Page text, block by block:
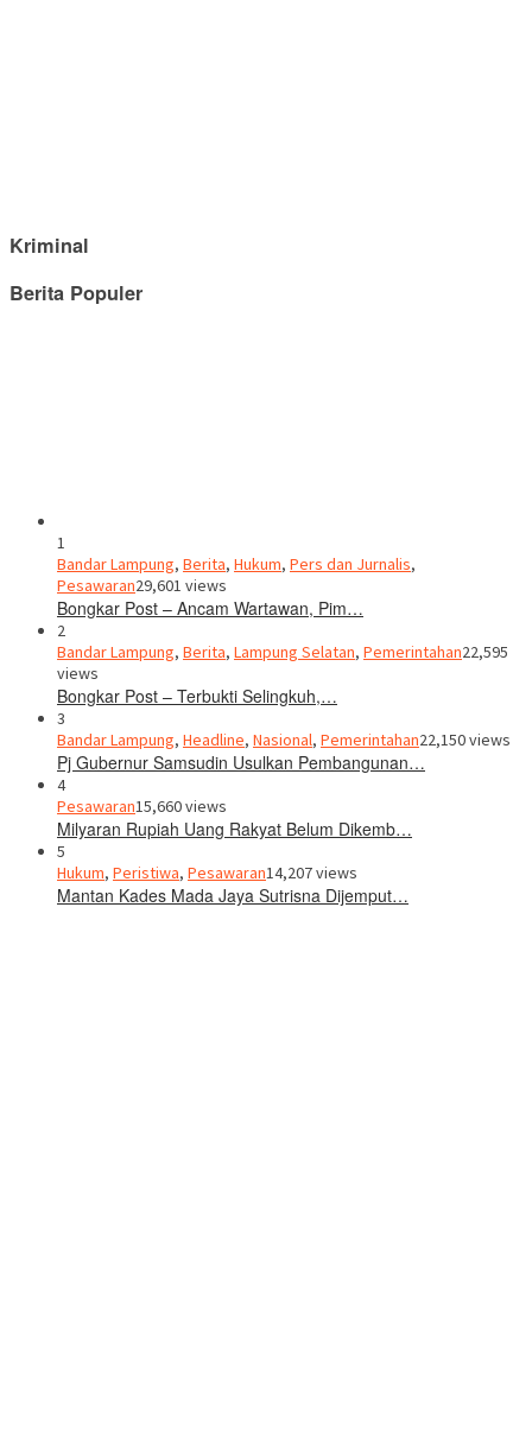
Kriminal
Berita Populer
1
Bandar Lampung, Berita, Hukum, Pers dan Jurnalis,
Pesawaran29,601 views
Bongkar Post – Ancam Wartawan, Pim…
2
Bandar Lampung, Berita, Lampung Selatan, Pemerintahan22,595
views
Bongkar Post – Terbukti Selingkuh,…
3
Bandar Lampung, Headline, Nasional, Pemerintahan22,150 views
Pj Gubernur Samsudin Usulkan Pembangunan…
4
Pesawaran15,660 views
Milyaran Rupiah Uang Rakyat Belum Dikemb…
5
Hukum, Peristiwa, Pesawaran14,207 views
Mantan Kades Mada Jaya Sutrisna Dijemput…